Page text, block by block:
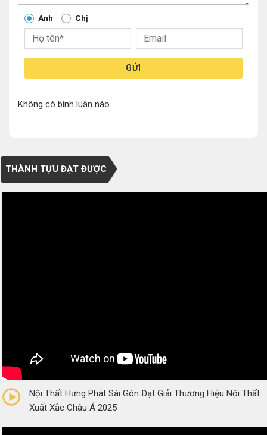
Anh Chị
GỬI
Không có bình luận nào
THÀNH TỰU ĐẠT ĐƯỢC
(0 Reviews)
Nội Thất Hưng Phát Sài Gòn Đạt Giải Thương Hiệu Nội Thất
Xuất Xắc Châu Á 2025